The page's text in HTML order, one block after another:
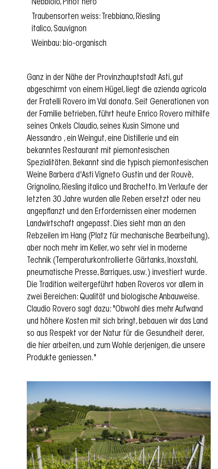
Nebbiolo, Pinot nero
Traubensorten weiss: Trebbiano, Riesling
italico, Sauvignon
Weinbau: bio-organisch
Ganz in der Nähe der Provinzhauptstadt Asti, gut
abgeschirmt von einem Hügel, liegt die azienda agricola
der Fratelli Rovero im Val donata. Seit Generationen von
der Familie betrieben, führt heute Enrico Rovero mithilfe
seines Onkels Claudio, seines Kusin Simone und
Alessandro , ein Weingut, eine Distillerie und ein
bekanntes Restaurant mit piemontesischen
Spezialitäten. Bekannt sind die typisch piemontesischen
Weine Barbera d'Asti Vigneto Gustin und der Rouvè,
Grignolino, Riesling italico und Brachetto. Im Verlaufe der
letzten 30 Jahre wurden alle Reben ersetzt oder neu
angepflanzt und den Erfordernissen einer modernen
Landwirtschaft angepasst. Dies sieht man an den
Rebzeilen im Hang (Platz für mechanische Bearbeitung),
aber noch mehr im Keller, wo sehr viel in moderne
Technik (Temperaturkontrollierte Gärtanks, Inoxstahl,
pneumatische Presse, Barriques, usw.) investiert wurde.
Die Tradition weitergeführt haben Roveros vor allem in
zwei Bereichen: Qualität und biologische Anbauweise.
Claudio Rovero sagt dazu: "Obwohl dies mehr Aufwand
und höhere Kosten mit sich bringt, bebauen wir das Land
so aus Respekt vor der Natur für die Gesundheit derer,
die hier arbeiten, und zum Wohle derjenigen, die unsere
Produkte geniessen."